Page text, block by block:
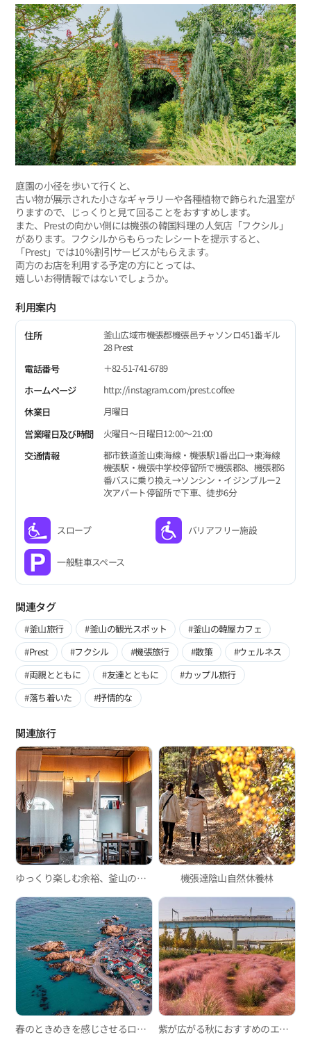
庭園の小径を歩いて行くと、
古い物が展示された小さなギャラリーや各種植物で飾られた温室が
りますので、じっくりと見て回ることをおすすめします。
また、Prestの向かい側には機張の韓国料理の人気店「フクシル」
があります。フクシルからもらったレシートを提示すると、
「Prest」では10％割引サービスがもらえます。
両方のお店を利用する予定の方にとっては、
嬉しいお得情報ではないでしょうか。
利用案内
住所
釜山広域市機張郡機張邑チャソンロ451番ギル
28 Prest
電話番号
＋82-51-741-6789
ホームページ
http://instagram.com/prest.coffee
休業日
月曜日
営業曜日及び時間
火曜日～日曜日12:00～21:00
交通情報
都市鉄道釜山東海線・機張駅1番出口→東海線
機張駅・機張中学校停留所で機張郡8、機張郡6
番バスに乗り換え→ソンシン・イジンブルー2
次アパート停留所で下車、徒歩6分
スロープ バリアフリー施設
一般駐車スペース
関連タグ
#釜山旅行 #釜山の観光スポット
#釜山の韓屋カフェ
#Prest
#フクシル #機張旅行 #散策
#ウェルネス
#両親とともに
#友達とともに
#カップル旅行
#落ち着いた
#抒情的な
関連旅行
ゆっくり楽しむ余裕、釜山の韓屋カフェ3選 機張達陰山自然休養林
春のときめきを感じさせるロマンチックな機張でのドライブ 紫が広がる秋におすすめのエモいスポット